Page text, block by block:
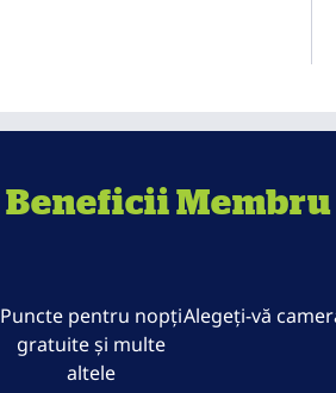
Beneficii
Puncte pentru nopți
gratuite și multe
altele
Alegeți-vă